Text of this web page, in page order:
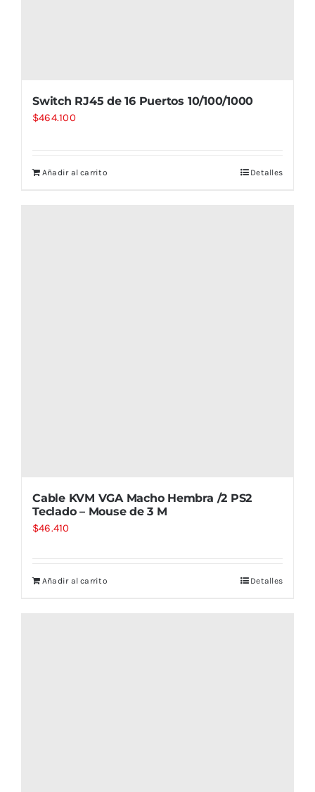
Switch RJ45 de 16 Puertos 10/100/1000
$464.100
Añadir al carrito Detalles
Cable KVM VGA Macho Hembra /2 PS2
Teclado – Mouse de 3 M
$46.410
Añadir al carrito Detalles